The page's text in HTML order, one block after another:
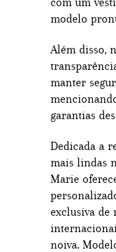
modelo
Além disso,
manter
garantias
Dedicada a
mais lindas
Marie
exclusiva de
noiva.